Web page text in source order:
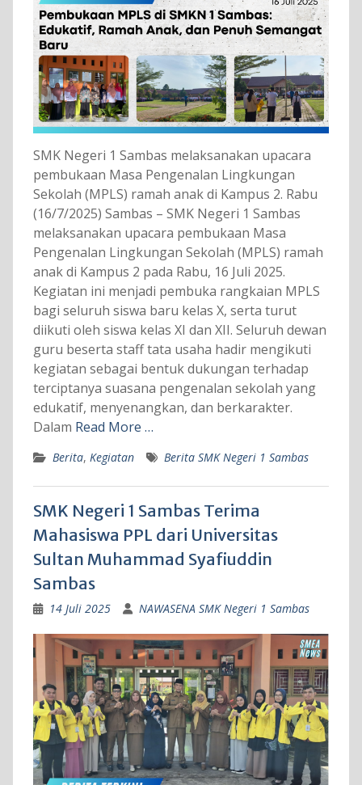
SMK Negeri 1 Sambas melaksanakan upacara
pembukaan Masa Pengenalan Lingkungan
Sekolah (MPLS) ramah anak di Kampus 2. Rabu
(16/7/2025) Sambas – SMK Negeri 1 Sambas
melaksanakan upacara pembukaan Masa
Pengenalan Lingkungan Sekolah (MPLS) ramah
anak di Kampus 2 pada Rabu, 16 Juli 2025.
Kegiatan ini menjadi pembuka rangkaian MPLS
bagi seluruh siswa baru kelas X, serta turut
diikuti oleh siswa kelas XI dan XII. Seluruh dewan
guru beserta staff tata usaha hadir mengikuti
kegiatan sebagai bentuk dukungan terhadap
terciptanya suasana pengenalan sekolah yang
edukatif, menyenangkan, dan berkarakter.
Dalam Read More …
Berita, Kegiatan Berita SMK Negeri 1 Sambas
SMK Negeri 1 Sambas Terima
Mahasiswa PPL dari Universitas
Sultan Muhammad Syafiuddin
Sambas
14 Juli 2025 NAWASENA SMK Negeri 1 Sambas